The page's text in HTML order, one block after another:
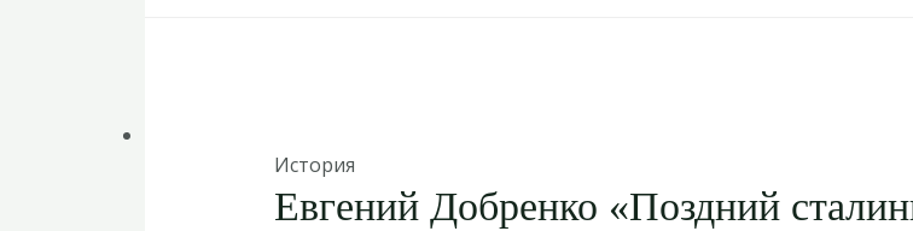
История
Евгений Добренко «Поздний